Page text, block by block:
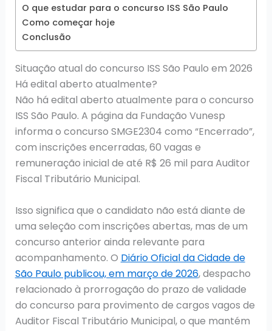
O que estudar para o concurso ISS São Paulo
Como começar hoje
Conclusão
Situação atual do concurso ISS São Paulo em 2026
Há edital aberto atualmente?
Não há edital aberto atualmente para o concurso
ISS São Paulo. A página da Fundação Vunesp
informa o concurso SMGE2304 como “Encerrado”,
com inscrições encerradas, 60 vagas e
remuneração inicial de até R$ 26 mil para Auditor
Fiscal Tributário Municipal.
Isso significa que o candidato não está diante de
uma seleção com inscrições abertas, mas de um
concurso anterior ainda relevante para
acompanhamento. O Diário Oficial da Cidade de
São Paulo publicou, em março de 2026, despacho
relacionado à prorrogação do prazo de validade
do concurso para provimento de cargos vagos de
Auditor Fiscal Tributário Municipal, o que mantém